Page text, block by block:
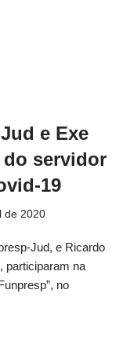
e Exe
servidor
19
de 2020
Jud, e Ricardo
participaram na
no